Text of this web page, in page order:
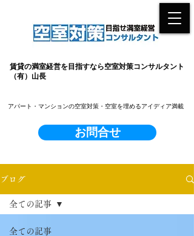
賃貸の満室経営を目指すなら空室対策コンサルタント
（有）山長
お問合せ
​アパート・マンションの空室対策・空室を埋めるアイディア満載
ブログ
全ての記事
全ての記事